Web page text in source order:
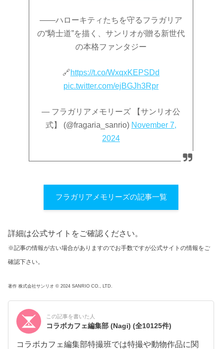
——ハローキティたちを守るフラガリア
の“騎士道”を描く、サンリオが贈る新世代
の本格ファンタジー
🔗https://t.co/WxqxKEPSDd
pic.twitter.com/ejBGJh3Rpr
— フラガリアメモリーズ 【サンリオ公
式】 (@fragaria_sanrio) November 7,
2024
フラガリアメモリーズの記事一覧
詳細は公式サイトをご確認ください。
※記事の情報が古い場合がありますのでお手数ですが公式サイトの情報をご
確認下さい。
著作 株式会社サンリオ © 2024 SANRIO CO., LTD.
この記事を書いた人
コラボカフェ編集部 (Nagi)(全10125件)
コラボカフェ編集部特撮班では特撮や動物作品に関